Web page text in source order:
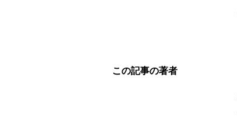
この記事の著者